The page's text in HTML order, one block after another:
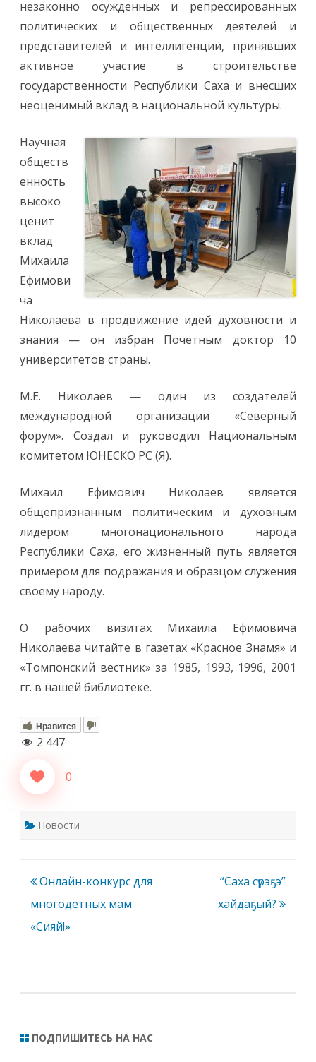
незаконно осужденных и репрессированных
политических и общественных деятелей и
представителей и интеллигенции, принявших
активное участие в строительстве
государственности Республики Саха и внесших
неоценимый вклад в национальной культуры.
Научная
обществ
енность
высоко
ценит
вклад
Михаила
Ефимови
ча
Николаева в продвижение идей духовности и
знания — он избран Почетным доктор 10
университетов страны.
М.Е. Николаев — один из создателей
международной организации «Северный
форум». Создал и руководил Национальным
комитетом ЮНЕСКО РС (Я).
Михаил Ефимович Николаев является
общепризнанным политическим и духовным
лидером многонационального народа
Республики Саха, его жизненный путь является
примером для подражания и образцом служения
своему народу.
О рабочих визитах Михаила Ефимовича
Николаева читайте в газетах «Красное Знамя» и
«Томпонский вестник» за 1985, 1993, 1996, 2001
гг. в нашей библиотеке.
Нравится
2 447
0
Новости
Навигация
по
записям
Онлайн-конкурс для
многодетных мам
«Сияй!»
“Саха сүрэҕэ”
хайдаҕый?
ПОДПИШИТЕСЬ НА НАС